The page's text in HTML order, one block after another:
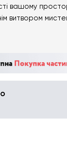
вашому
витвором